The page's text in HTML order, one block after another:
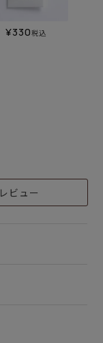
¥330税込
レビュー